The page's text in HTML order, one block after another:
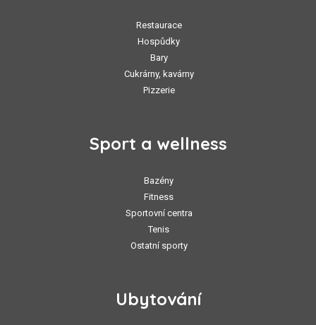
Restaurace
Hospůdky
Bary
Cukrárny, kavárny
Pizzerie
Sport a wellness
Bazény
Fitness
Sportovní centra
Tenis
Ostatní sporty
Ubytování